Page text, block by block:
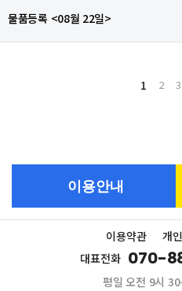
물품등록 <08월 22일>
1 2
3
이용안내
이용약관
개
대표전화 070-
평일 오전 9시